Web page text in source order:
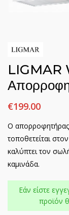
LIGMAR
€199.00
Ο απορροφητήρας
τοποθετείται
καλύπτει τον
καμινάδα.
Εάν είστε
προϊόν